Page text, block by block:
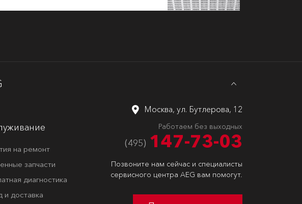
на ремонт
запчасти
диагностика
и доставка
Москва, ул. Бутлерова, 12
Работаем без выходных
(495) 147-73-03
Позвоните нам сейчас и специалисты
сервисного центра AEG вам помогут.